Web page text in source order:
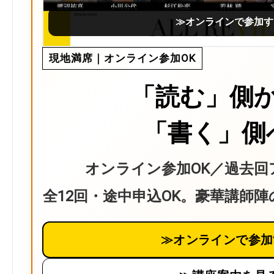
≫オンラインで参加
現地満席｜オンライン参加OK
「読む」側
「書く」
オンライン参加OK／過去
全12回・途中申込OK。豪華講師
≫オンラインで参